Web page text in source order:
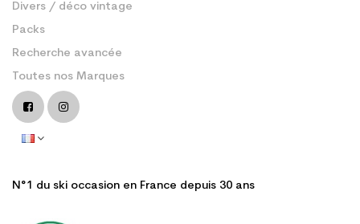
Divers / déco vintage
Packs
Recherche avancée
Toutes nos Marques
N°1 du ski occasion en France depuis 30 ans